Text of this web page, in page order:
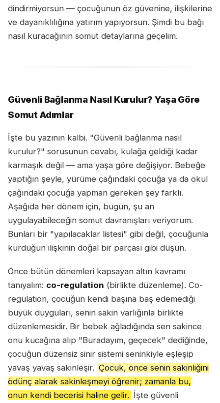
dindirmiyorsun — çocuğunun öz güvenine, ilişkilerine
ve dayanıklılığına yatırım yapıyorsun. Şimdi bu bağı
nasıl kuracağının somut detaylarına geçelim.
Güvenli Bağlanma Nasıl Kurulur? Yaşa Göre
Somut Adımlar
İşte bu yazının kalbi. "Güvenli bağlanma nasıl
kurulur?" sorusunun cevabı, kulağa geldiği kadar
karmaşık değil — ama yaşa göre değişiyor. Bebeğe
yaptığın şeyle, yürüme çağındaki çocuğa ya da okul
çağındaki çocuğa yapman gereken şey farklı.
Aşağıda her dönem için, bugün, şu an
uygulayabileceğin somut davranışları veriyorum.
Bunları bir "yapılacaklar listesi" gibi değil, çocuğunla
kurduğun ilişkinin doğal bir parçası gibi düşün.
Önce bütün dönemleri kapsayan altın kavramı
tanıyalım: co-regulation (birlikte düzenleme). Co-
regulation, çocuğun kendi başına baş edemediği
büyük duyguları, senin sakin varlığınla birlikte
düzenlemesidir. Bir bebek ağladığında sen sakince
onu kucağına alıp "Buradayım, geçecek" dediğinde,
çocuğun düzensiz sinir sistemi seninkiyle eşleşip
yavaş yavaş sakinleşir. Çocuk, önce senin sakinliğini
ödünç alarak sakinleşmeyi öğrenir; zamanla bu,
onun kendi becerisi haline gelir. İşte güvenli